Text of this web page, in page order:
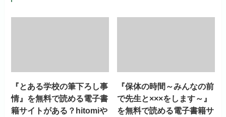
『とある学校の筆下ろし事
情』を無料で読める電子書
籍サイトがある？hitomiや
『保体の時間～みんなの前
で先生と×××をします～』
を無料で読める電子書籍サ